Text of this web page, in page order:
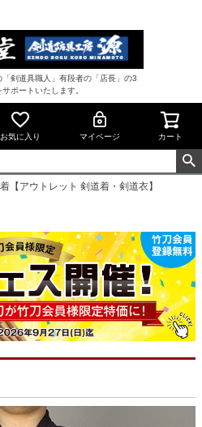
剣道具職人」有段者の「店長」の3
ポートいたします。
お気に入り マイページ カート
【アウトレット 剣道着・剣道衣】